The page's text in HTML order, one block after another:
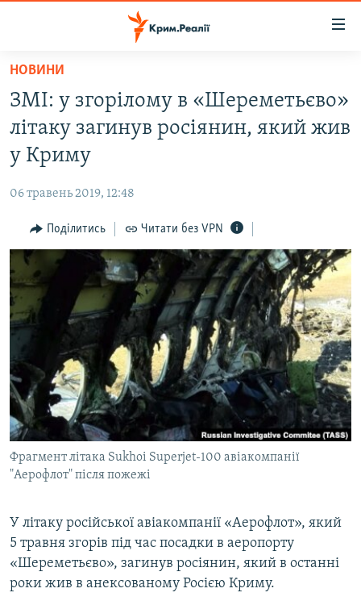
Перейти
основного
матеріалу
Перейти
до
основної
навігації
Перейти
до
пошуку
ВОДА.КРИМ
ВІДЕО ТА ФОТО
БЛОГИ
ПОГЛЯД
ІНТЕРВ'Ю
ВСЕ ЗА ДЕНЬ
СПЕЦПРОЕКТИ
ДЕПОРТАЦІЯ
ВІДЕОУРОКИ «ELIFBE»
СВІДЧЕННЯ ОКУПАЦІЇ
УКРАЇНСЬКА ПРОБЛЕМА КРИМУ
ІНФОГРАФІКА
ЯК ОБІЙТИ БЛОКУВАННЯ
Русский
Qırımtatar
ДОЛУЧАЙСЯ!
Усі сайти RFE/RL
НОВИНИ
ЗМІ: у згорілому в «Шереметьєво»
літаку загинув росіянин, який жив
у Криму
06 травень 2019, 12:48
Поділитись Читати без VPN
Фрагмент літака Sukhoi Superjet-100 авіакомпанії
"Аерофлот" після пожежі
У літаку російської авіакомпанії «Аерофлот», який
5 травня згорів під час посадки в аеропорту
«Шереметьєво», загинув росіянин, який в останні
роки жив в анексованому Росією Криму.